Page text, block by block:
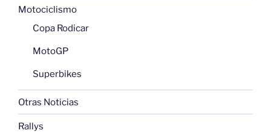
Motociclismo
Copa Rodicar
MotoGP
Superbikes
Otras Noticias
Rallys